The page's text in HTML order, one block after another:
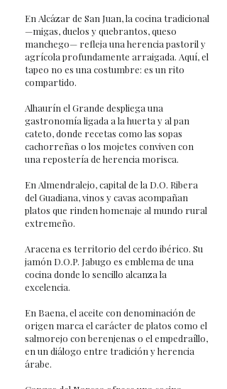
En Alcázar de San Juan, la cocina tradicional
—migas, duelos y quebrantos, queso
manchego— refleja una herencia pastoril y
agrícola profundamente arraigada. Aquí, el
tapeo no es una costumbre: es un rito
compartido.
Alhaurín el Grande despliega una
gastronomía ligada a la huerta y al pan
cateto, donde recetas como las sopas
cachorreñas o los mojetes conviven con
una repostería de herencia morisca.
En Almendralejo, capital de la D.O. Ribera
del Guadiana, vinos y cavas acompañan
platos que rinden homenaje al mundo rural
extremeño.
Aracena es territorio del cerdo ibérico. Su
jamón D.O.P. Jabugo es emblema de una
cocina donde lo sencillo alcanza la
excelencia.
En Baena, el aceite con denominación de
origen marca el carácter de platos como el
salmorejo con berenjenas o el empedraíllo,
en un diálogo entre tradición y herencia
árabe.